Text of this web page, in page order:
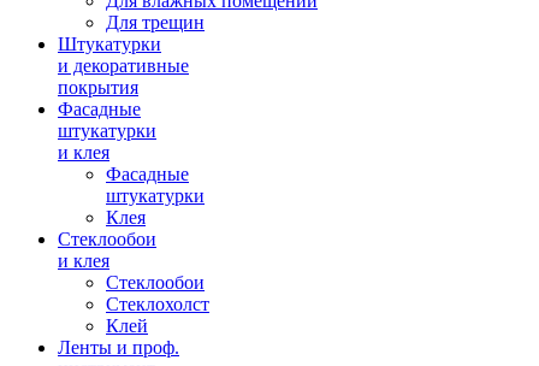
Для трещин
Штукатурки
и декоративные
покрытия
Фасадные
штукатурки
и клея
Фасадные
штукатурки
Клея
Стеклообои
и клея
Стеклообои
Стеклохолст
Клей
Ленты и проф.